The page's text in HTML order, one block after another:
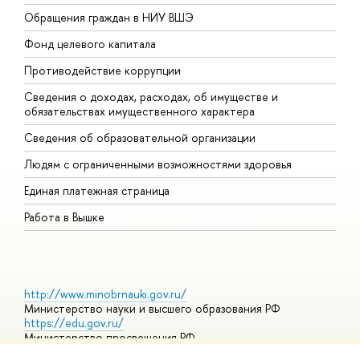
Обращения граждан в НИУ ВШЭ
Фонд целевого капитала
Противодействие коррупции
Сведения о доходах, расходах, об имуществе и
обязательствах имущественного характера
Сведения об образовательной организации
Людям с ограниченными возможностями здоровья
Единая платежная страница
Работа в Вышке
http://www.minobrnauki.gov.ru/
Министерство науки и высшего образования РФ
https://edu.gov.ru/
Министерство просвещения РФ